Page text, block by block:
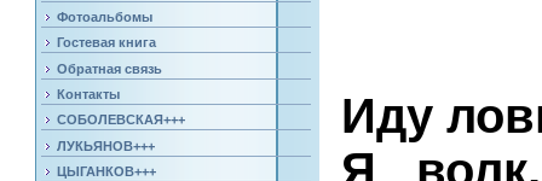
Фотоальбомы
Гостевая книга
Обратная связь
Контакты
СОБОЛЕВСКАЯ+++
ЛУКЬЯНОВ+++
ЦЫГАНКОВ+++
Иду
Я